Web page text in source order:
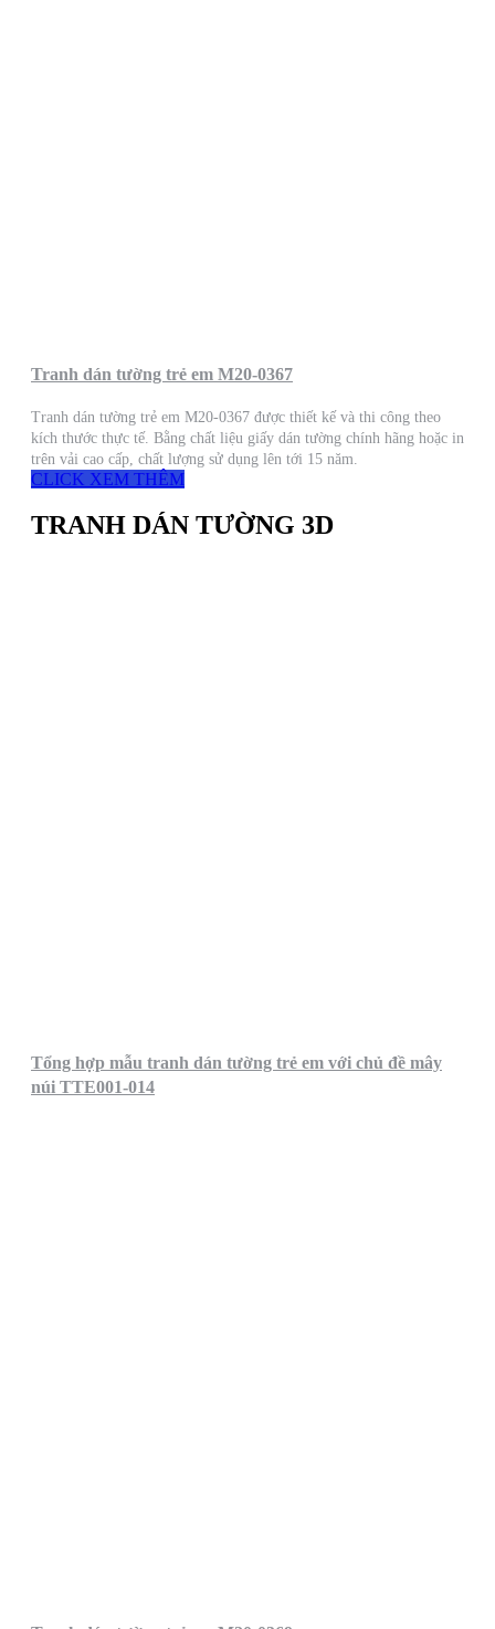
Tranh dán tường trẻ em M20-0367
Tranh dán tường trẻ em M20-0367 được thiết kế và thi công theo
kích thước thực tế. Bằng chất liệu giấy dán tường chính hãng hoặc in
trên vải cao cấp, chất lượng sử dụng lên tới 15 năm.
CLICK XEM THÊM
TRANH DÁN TƯỜNG 3D
Tổng hợp mẫu tranh dán tường trẻ em với chủ đề mây
núi TTE001-014